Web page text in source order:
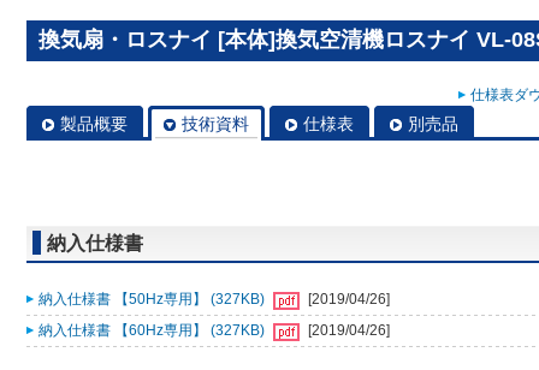
換気扇・ロスナイ [本体]換気空清機ロスナイ VL-
仕様表ダ
製品概要 技術資料 仕様表 別売品
納入仕様書
納入仕様書 【50Hz専用】 (327KB)
[2019/04/26]
納入仕様書 【60Hz専用】 (327KB)
[2019/04/26]